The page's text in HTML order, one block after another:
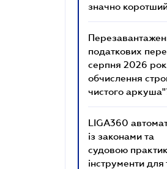
значно
податкових
серпня 2026
обчислення
чистого
LIGA360
із законами та
судовою
інструменти